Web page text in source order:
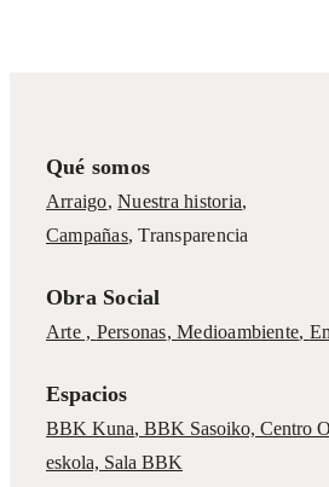
Qué somos
Arraigo,Nuestra historia,
Campañas, Transparencia
Obra Social
Arte , Personas,Medioambiente,
Espacios
BBK Kuna, BBK Sasoiko, Centro
eskola, Sala BBK